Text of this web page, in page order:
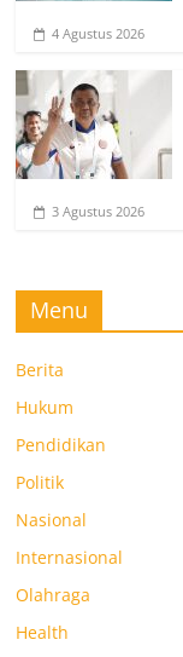
4 Agustus 2026
3 Agustus 2026
Menu
Berita
Hukum
Pendidikan
Politik
Nasional
Internasional
Olahraga
Health